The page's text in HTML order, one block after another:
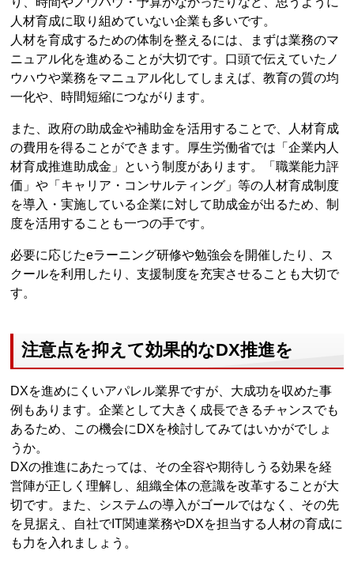
人材育成に取り組めていない企業も多いです。
人材を育成するための体制を整えるには、まずは業務のマ
ニュアル化を進めることが大切です。口頭で伝えていたノ
ウハウや業務をマニュアル化してしまえば、教育の質の均
一化や、時間短縮につながります。
また、政府の助成金や補助金を活用することで、人材育成
の費用を得ることができます。厚生労働省では「企業内人
材育成推進助成金」という制度があります。「職業能力評
価」や「キャリア・コンサルティング」等の人材育成制度
を導入・実施している企業に対して助成金が出るため、制
度を活用することも一つの手です。
必要に応じたeラーニング研修や勉強会を開催したり、ス
クールを利用したり、支援制度を充実させることも大切で
す。
注意点を抑えて効果的なDX推進を
DXを進めにくいアパレル業界ですが、大成功を収めた事
例もあります。企業として大きく成長できるチャンスでも
あるため、この機会にDXを検討してみてはいかがでしょ
うか。
DXの推進にあたっては、その全容や期待しうる効果を経
営陣が正しく理解し、組織全体の意識を改革することが大
切です。また、システムの導入がゴールではなく、その先
を見据え、自社でIT関連業務やDXを担当する人材の育成に
も力を入れましょう。